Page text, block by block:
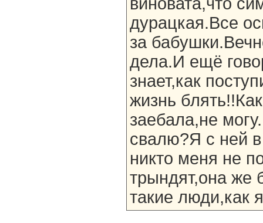
дурацкая.Все
за
дела.И ещё
знает,как
жизнь
заебала,не
свалю?Я с ней
никто меня не
трындят,она же
такие люди,как